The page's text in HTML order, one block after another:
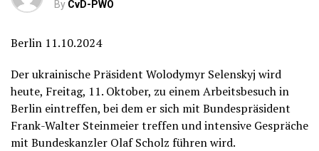
By CvD-PWO
Berlin 11.10.2024
Der ukrainische Präsident Wolodymyr Selenskyj wird
heute, Freitag, 11. Oktober, zu einem Arbeitsbesuch in
Berlin eintreffen, bei dem er sich mit Bundespräsident
Frank-Walter Steinmeier treffen und intensive Gespräche
mit Bundeskanzler Olaf Scholz führen wird.